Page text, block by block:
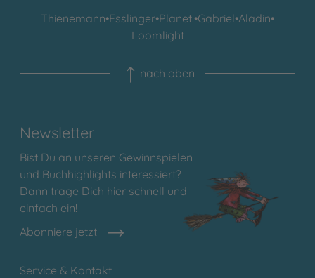
Thienemann•Esslinger•Planet!•Gabriel•Aladin•
Loomlight
nach oben
Newsletter
Bist Du an unseren Gewinnspielen
und Buchhighlights interessiert?
Dann trage Dich hier schnell und
einfach ein!
Abonniere jetzt
Service & Kontakt